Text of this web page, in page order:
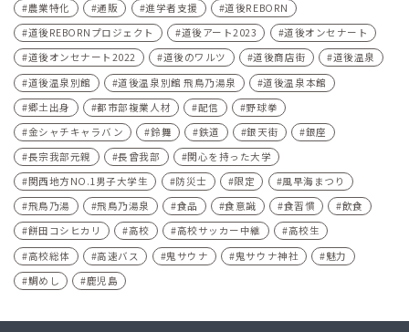
農業特化
通販 進学者支援
道後REBORN
道後REBORNプロジェクト
道後アート2023
道後オンセナート
道後オンセナート2022
道後のワルツ 道後商店街
道後温泉
道後温泉別館
道後温泉別館 飛鳥乃湯泉
道後温泉本館
郷土出身
都市部複業人材 配信
野球拳
金シャチキャラバン
鈴舞 鉄道 銀天街
銀座
長宗我部元親
長曾我部
関心を持った大学
関西地方NO.1男子大学生
防災士 限定
風早海まつり
飛鳥乃湯
飛鳥乃湯泉 食品 食意識 食習慣
飲食
餅田コシヒカリ
高校 高校サッカー中継
高校生
高校総体
高速バス 鬼サウナ 鬼サウナ神社
魅力
鯛めし
鹿児島